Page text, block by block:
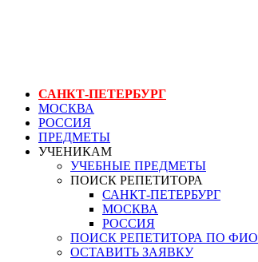
САНКТ-ПЕТЕРБУРГ
МОСКВА
РОССИЯ
ПРЕДМЕТЫ
УЧЕНИКАМ
УЧЕБНЫЕ ПРЕДМЕТЫ
ПОИСК РЕПЕТИТОРА
САНКТ-ПЕТЕРБУРГ
МОСКВА
РОССИЯ
ПОИСК РЕПЕТИТОРА ПО ФИО
ОСТАВИТЬ ЗАЯВКУ